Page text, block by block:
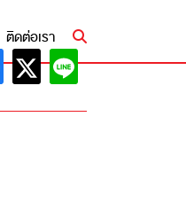
ติดต่อเรา